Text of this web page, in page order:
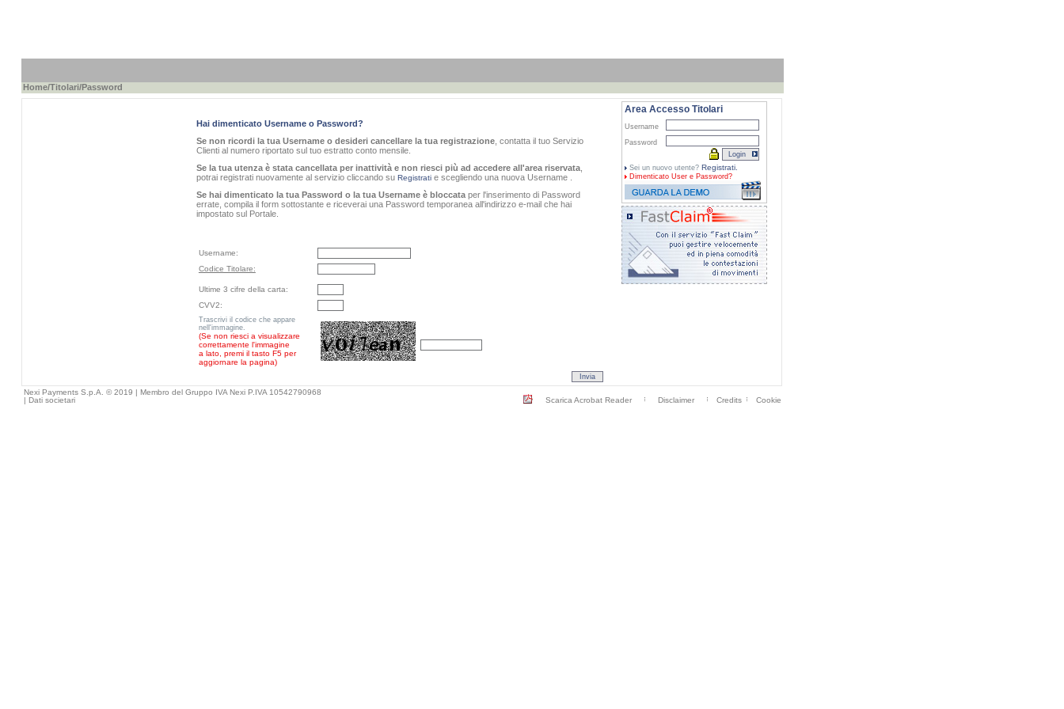
Home/Titolari/Password
Hai dimenticato Username o Password?
Se non ricordi la tua Username o desideri cancellare la tua registrazione, contatta il tuo Servizio
Clienti al numero riportato sul tuo estratto conto mensile.
Se la tua utenza è stata cancellata per inattività e non riesci più ad accedere all'area riservata,
potrai registrati nuovamente al servizio cliccando su Registratie scegliendo una nuova Username .
Se hai dimenticato la tua Password o la tua Username è bloccataper l'inserimento di Password
errate, compila il form sottostante e riceverai una Password temporanea all'indirizzo e-mail che hai
impostato sul Portale.
Username:
Codice Titolare:
Ultime 3 cifre della carta:
CVV2:
Trascrivi il codice che appare
nell'immagine.
(Se non riesci a visualizzare
correttamente l'immagine
a lato, premi il tasto F5 per
aggiornare la pagina)
Area Accesso Titolari
Username
Password
Sei un nuovo utente? Registrati.
Dimenticato User e Password?
Nexi Payments S.p.A. © 2019 | Membro del Gruppo IVA Nexi P.IVA 10542790968
| Dati societari Scarica Acrobat Reader Disclaimer Credits Cookie